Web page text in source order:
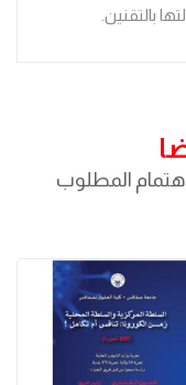
بالتقنين.
المطلوب